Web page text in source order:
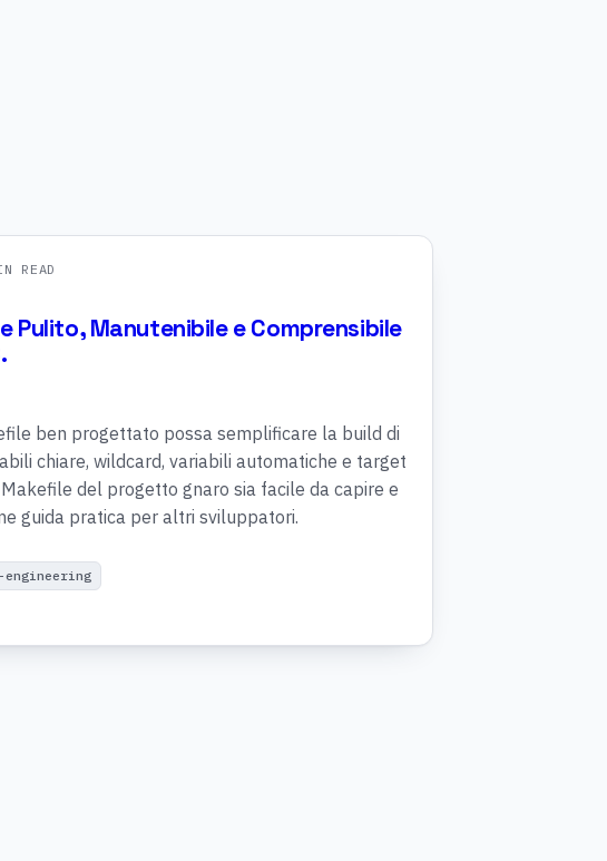
READ
Pulito, Manutenibile e Comprensibile
ben progettato possa semplificare la build di
chiare, wildcard, variabili automatiche e target
del progetto gnaro sia facile da capire e
guida pratica per altri sviluppatori.
engineering